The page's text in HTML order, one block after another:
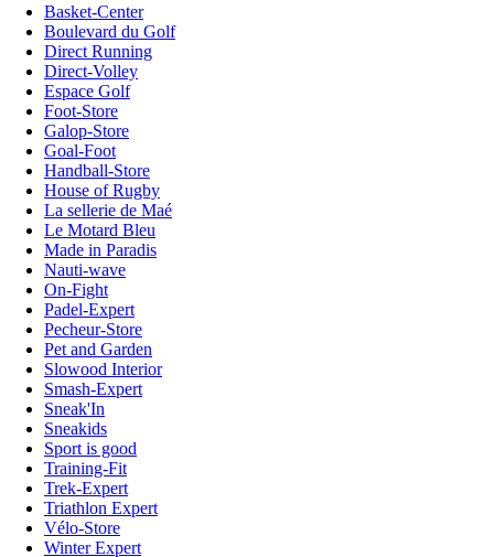
Basket-Center
Boulevard du Golf
Direct Running
Direct-Volley
Espace Golf
Foot-Store
Galop-Store
Goal-Foot
Handball-Store
House of Rugby
La sellerie de Maé
Le Motard Bleu
Made in Paradis
Nauti-wave
On-Fight
Padel-Expert
Pecheur-Store
Pet and Garden
Slowood Interior
Smash-Expert
Sneak'In
Sneakids
Sport is good
Training-Fit
Trek-Expert
Triathlon Expert
Vélo-Store
Winter Expert